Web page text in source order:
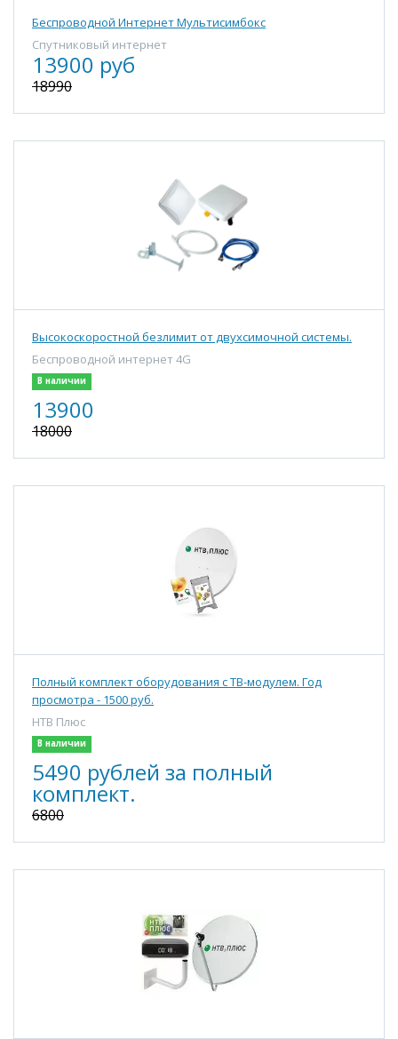
Беспроводной Интернет Мультисимбокс
Спутниковый интернет
13900 руб
18990
Высокоскоростной безлимит от двухсимочной системы.
Беспроводной интернет 4G
В наличии
13900
18000
Полный комплект оборудования с ТВ-модулем. Год
просмотра - 1500 руб.
НТВ Плюс
В наличии
5490 рублей за полный
комплект.
6800